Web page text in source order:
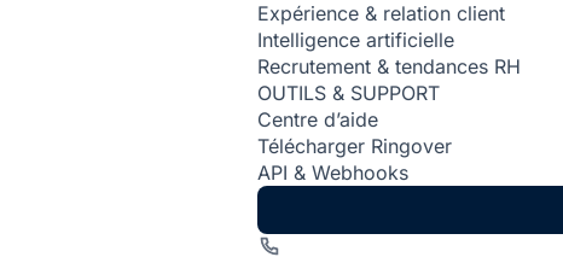
Expérience & relation client
Intelligence artificielle
Recrutement & tendances RH
OUTILS & SUPPORT
Centre d’aide
Télécharger Ringover
API & Webhooks